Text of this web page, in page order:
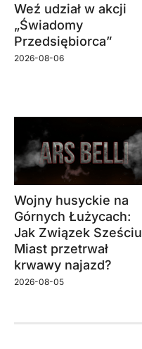
Weź udział w akcji
„Świadomy
Przedsiębiorca”
2026-08-06
Wojny husyckie na
Górnych Łużycach:
Jak Związek Sześciu
Miast przetrwał
krwawy najazd?
2026-08-05